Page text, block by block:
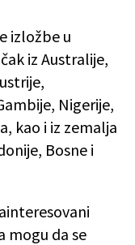
izložbe u
iz Australije,
Nigerije,
kao i iz zemalja
Bosne i
mogu da se